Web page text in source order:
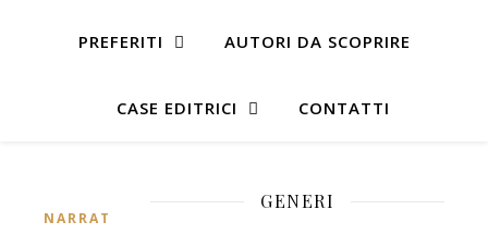
PREFERITI AUTORI DA SCOPRIRE
CASE EDITRICI CONTATTI
NARRATIVA
GENERI